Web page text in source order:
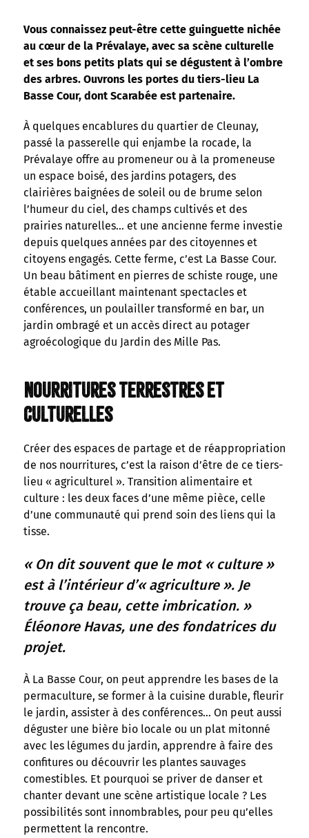
Vous connaissez peut-être cette guinguette nichée
au cœur de la Prévalaye, avec sa scène culturelle
et ses bons petits plats qui se dégustent à l’ombre
des arbres. Ouvrons les portes du tiers-lieu La
Basse Cour, dont Scarabée est partenaire.
À quelques encablures du quartier de Cleunay,
passé la passerelle qui enjambe la rocade, la
Prévalaye offre au promeneur ou à la promeneuse
un espace boisé, des jardins potagers, des
clairières baignées de soleil ou de brume selon
l’humeur du ciel, des champs cultivés et des
prairies naturelles… et une ancienne ferme investie
depuis quelques années par des citoyennes et
citoyens engagés. Cette ferme, c’est La Basse Cour.
Un beau bâtiment en pierres de schiste rouge, une
étable accueillant maintenant spectacles et
conférences, un poulailler transformé en bar, un
jardin ombragé et un accès direct au potager
agroécologique du Jardin des Mille Pas.
Nourritures terrestres et
culturelles
Créer des espaces de partage et de réappropriation
de nos nourritures, c’est la raison d’être de ce tiers-
lieu « agriculturel ». Transition alimentaire et
culture : les deux faces d’une même pièce, celle
d’une communauté qui prend soin des liens qui la
tisse.
« On dit souvent que le mot « culture »
est à l’intérieur d’« agriculture ». Je
trouve ça beau, cette imbrication. »
Éléonore Havas, une des fondatrices du
projet.
À La Basse Cour, on peut apprendre les bases de la
permaculture, se former à la cuisine durable, fleurir
le jardin, assister à des conférences… On peut aussi
déguster une bière bio locale ou un plat mitonné
avec les légumes du jardin, apprendre à faire des
confitures ou découvrir les plantes sauvages
comestibles. Et pourquoi se priver de danser et
chanter devant une scène artistique locale ? Les
possibilités sont innombrables, pour peu qu’elles
permettent la rencontre.